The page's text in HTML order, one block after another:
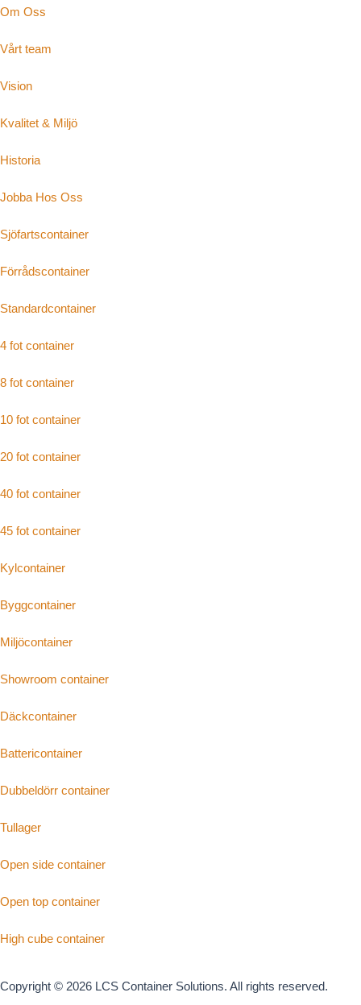
Om Oss
Vårt team
Vision
Kvalitet & Miljö
Historia
Jobba Hos Oss
Sjöfartscontainer
Förrådscontainer
Standardcontainer
4 fot container
8 fot container
10 fot container
20 fot container
40 fot container
45 fot container
Kylcontainer
Byggcontainer
Miljöcontainer
Showroom container
Däckcontainer
Battericontainer
Dubbeldörr container
Tullager
Open side container
Open top container
High cube container
Copyright © 2026 LCS Container Solutions. All rights reserved.